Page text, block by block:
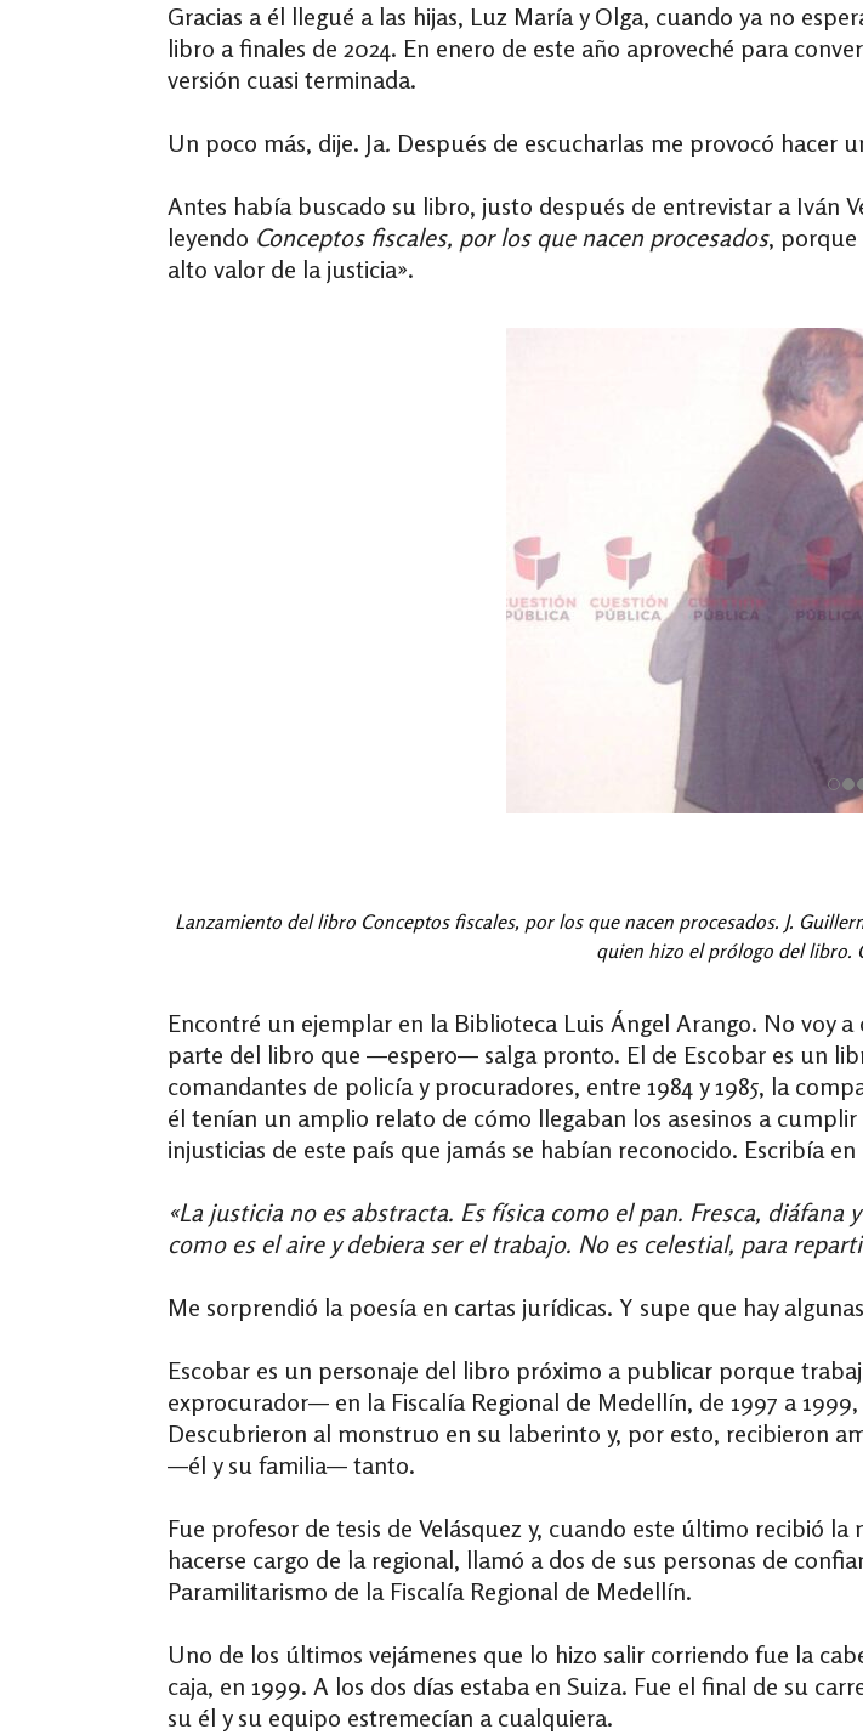
Gracias a él llegué a las hijas, Luz María y Olga, cuando ya no
libro a finales de 2024. En enero de este año aproveché para
versión cuasi terminada.
Un poco más, dije. Ja. Después de escucharlas me provocó hacer
Antes había buscado su libro, justo después de entrevistar a Iván
leyendo Conceptos fiscales, por los que nacen procesados, porque
alto valor de la justicia».
Lanzamiento del libro Conceptos fiscales, por los que nacen procesados. J.
quien hizo el prólogo del libro.
Encontré un ejemplar en la Biblioteca Luis Ángel Arango. No voy
parte del libro que —espero— salga pronto. El de Escobar es un
comandantes de policía y procuradores, entre 1984 y 1985, la
él tenían un amplio relato de cómo llegaban los asesinos a
injusticias de este país que jamás se habían reconocido. Escribía
«La justicia no es abstracta. Es física como el pan. Fresca,
como es el aire y debiera ser el trabajo. No es celestial, para
Me sorprendió la poesía en cartas jurídicas. Y supe que hay
Escobar es un personaje del libro próximo a publicar porque
exprocurador— en la Fiscalía Regional de Medellín, de 1997 a
Descubrieron al monstruo en su laberinto y, por esto, recibieron
—él y su familia— tanto.
Fue profesor de tesis de Velásquez y, cuando este último recibió
hacerse cargo de la regional, llamó a dos de sus personas de
Paramilitarismo de la Fiscalía Regional de Medellín.
Uno de los últimos vejámenes que lo hizo salir corriendo fue la
caja, en 1999. A los dos días estaba en Suiza. Fue el final de su
su él y su equipo estremecían a cualquiera.